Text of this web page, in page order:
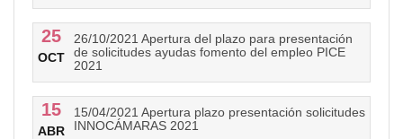
25
OCT
26/10/2021 Apertura del plazo para presentación
de solicitudes ayudas fomento del empleo PICE
2021
15
ABR
15/04/2021 Apertura plazo presentación solicitudes
INNOCÁMARAS 2021